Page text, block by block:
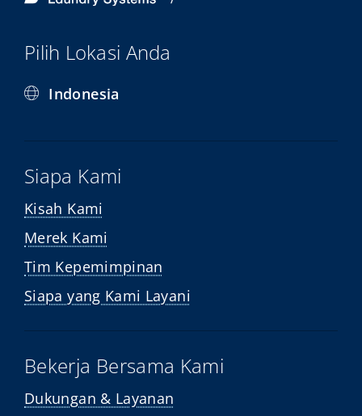
Pilih Lokasi Anda
Indonesia
Siapa Kami
Kisah Kami
Merek Kami
Tim Kepemimpinan
Siapa yang Kami Layani
Bekerja Bersama Kami
Dukungan & Layanan